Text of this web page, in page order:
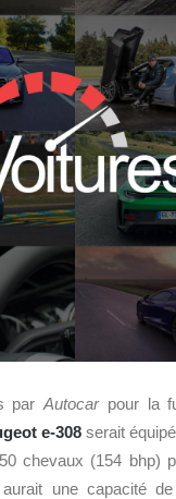
parAutocarpour la
e-308serait
chevaux (154 bhp)
une capacité